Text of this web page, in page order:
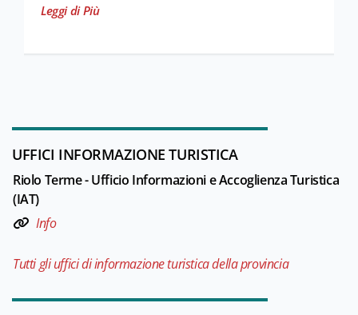
Leggi di Più
UFFICI INFORMAZIONE TURISTICA
Riolo Terme - Ufficio Informazioni e Accoglienza Turistica
(IAT)
Info
Tutti gli uffici di informazione turistica della provincia